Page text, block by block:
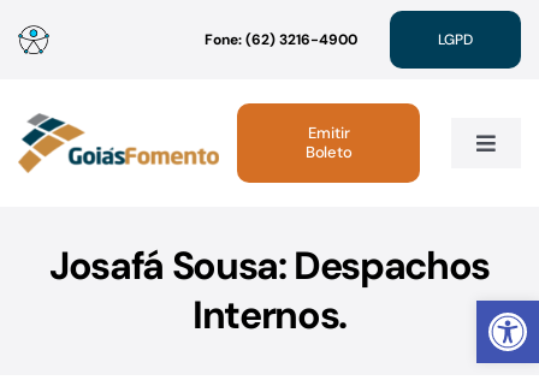
Abrir
para
conteúdo
Fone: (62) 3216-4900 LGPD
Toggle
Linhas de Crédito
Emitir
Boleto
Josafá Sousa: Despachos
Internos.